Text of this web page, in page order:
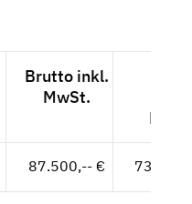
Brutto inkl.
MwSt.
87.500,-- €